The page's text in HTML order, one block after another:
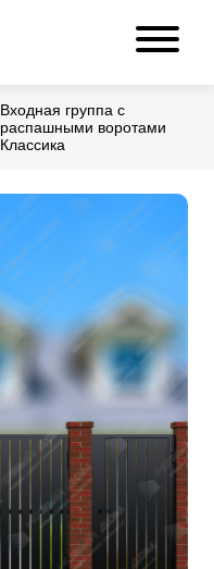
Входная группа с
распашными воротами
Классика